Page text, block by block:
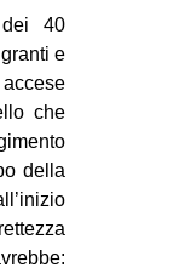
dei 40
e
che
della